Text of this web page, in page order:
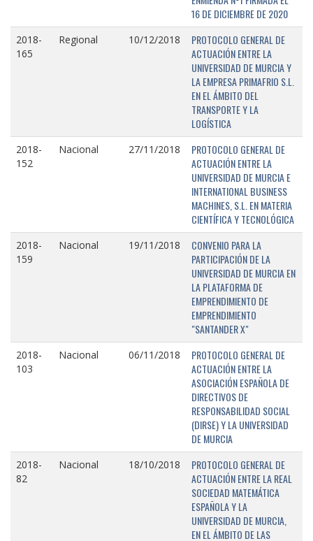
16 DE DICIEMBRE DE 2020
2018-
165
Regional 10/12/2018
PROTOCOLO GENERAL DE
ACTUACIÓN ENTRE LA
UNIVERSIDAD DE MURCIA Y
LA EMPRESA PRIMAFRIO S.L.
EN EL ÁMBITO DEL
TRANSPORTE Y LA
LOGÍSTICA
2018-
152
Nacional 27/11/2018
PROTOCOLO GENERAL DE
ACTUACIÓN ENTRE LA
UNIVERSIDAD DE MURCIA E
INTERNATIONAL BUSINESS
MACHINES, S.L. EN MATERIA
CIENTÍFICA Y TECNOLÓGICA
2018-
159
Nacional 19/11/2018
CONVENIO PARA LA
PARTICIPACIÓN DE LA
UNIVERSIDAD DE MURCIA EN
LA PLATAFORMA DE
EMPRENDIMIENTO DE
EMPRENDIMIENTO
"SANTANDER X"
2018-
103
Nacional 06/11/2018
PROTOCOLO GENERAL DE
ACTUACIÓN ENTRE LA
ASOCIACIÓN ESPAÑOLA DE
DIRECTIVOS DE
RESPONSABILIDAD SOCIAL
(DIRSE) Y LA UNIVERSIDAD
DE MURCIA
2018-
82
Nacional 18/10/2018
PROTOCOLO GENERAL DE
ACTUACIÓN ENTRE LA REAL
SOCIEDAD MATEMÁTICA
ESPAÑOLA Y LA
UNIVERSIDAD DE MURCIA,
EN EL ÁMBITO DE LAS